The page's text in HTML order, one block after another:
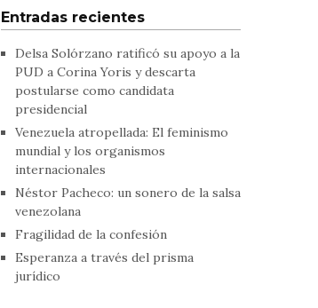
Entradas recientes
Delsa Solórzano ratificó su apoyo a la
PUD a Corina Yoris y descarta
postularse como candidata
presidencial
Venezuela atropellada: El feminismo
mundial y los organismos
internacionales
Néstor Pacheco: un sonero de la salsa
venezolana
Fragilidad de la confesión
Esperanza a través del prisma
jurídico